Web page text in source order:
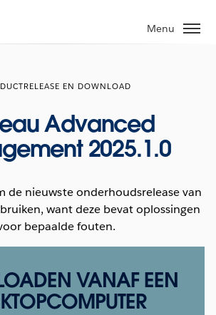
Menu
EN DOWNLOAD
Advanced
2025.1.0
de nieuwste onderhoudsrelease van
want deze bevat oplossingen
bepaalde fouten.
VANAF EEN